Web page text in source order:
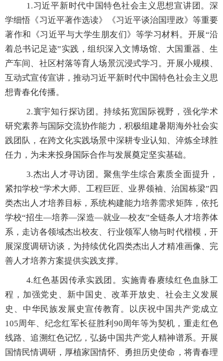
1.习近平新时代中国特色社会主义思想宣讲团。深
学细悟《习近平著作选读》《习近平谈治国理政》等重要
著作和《习近平与大学生朋友们》等学习材料。开展“沿
着总书记足迹”实践，组织深入文博场馆、大国重器、生
产车间、社区村落等育人场景沉浸式学习。开展小规模、
互动式宣传宣讲，推动习近平新时代中国特色社会主义思
想青春化传播。
2.寰宇知行探访团。持续拓宽国际视野，强化学术
研究素养与国际交流协作能力，积极组建暑期海外社会实
践团队，在跨文化实践场景中深耕专业认知、淬炼全球胜
任力，为未来投身国际合作与发展奠定坚实基础。
3.杰出人才寻访团。聚焦学生综合素质全面提升，
紧扣学校“学术大师、工程巨匠、业界领袖、治国栋梁”四
类杰出人才培养目标，系统构建能力培养需求矩阵，依托
学校“招生—培养—深造—就业—校友”全链条人才培养体
系，走访各领域杰出校友、行业领军人物与时代楷模，开
展深度调研访谈，为持续优化四类杰出人才精准画像、完
善人才培养方案提供实践支撑。
4.红色基因传承实践团。实施青春赓续红色血脉工
程，加强党史、新中国史、改革开放史、社会主义发展
史、中华民族发展史宣传教育。以庆祝中国共产党成立
105周年、纪念红军长征胜利 90周年等为契机，重走红色
线路、追溯红色记忆，弘扬中国共产党人精神谱系。开展
国情民情调研，厚植家国情怀、勇担历史使命，将青春理